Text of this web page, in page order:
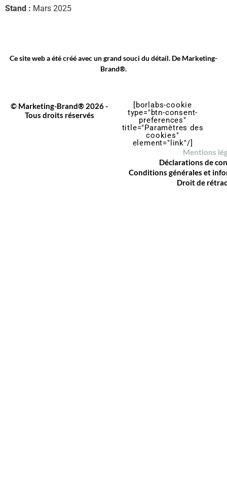
Stand : Mars 2025
Ce site web a été créé avec un grand souci du détail. De Marketing-
Brand®.
© Marketing-Brand® 2026 -
Tous droits réservés
[borlabs-cookie
type="btn-consent-
preferences"
title="Paramètres des
cookies"
element="link"/]
Mentions
Déclarations de
Conditions générales et
Droit de